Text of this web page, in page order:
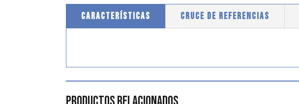
CARACTERÍSTICAS CRUCE DE REFERENCIAS